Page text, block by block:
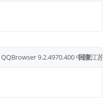
回复
QQBrowser 9.2.4970.400中国 江